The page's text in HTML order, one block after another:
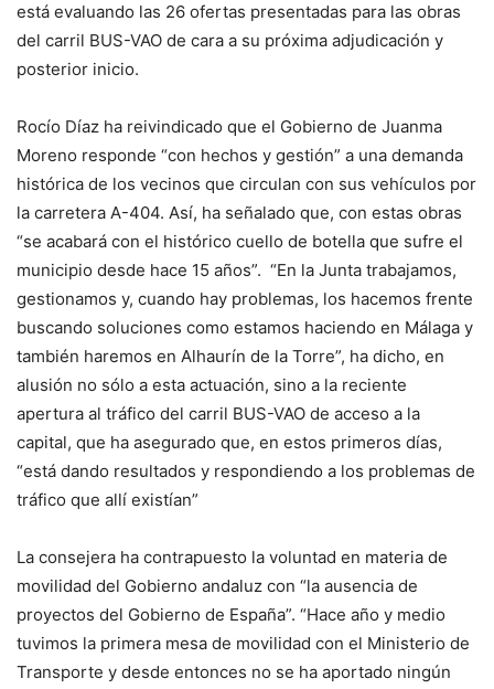
está evaluando las 26 ofertas presentadas para las obras
del carril BUS-VAO de cara a su próxima adjudicación y
posterior inicio.
Rocío Díaz ha reivindicado que el Gobierno de Juanma
Moreno responde “con hechos y gestión” a una demanda
histórica de los vecinos que circulan con sus vehículos por
la carretera A-404. Así, ha señalado que, con estas obras
“se acabará con el histórico cuello de botella que sufre el
municipio desde hace 15 años”. “En la Junta trabajamos,
gestionamos y, cuando hay problemas, los hacemos frente
buscando soluciones como estamos haciendo en Málaga y
también haremos en Alhaurín de la Torre”, ha dicho, en
alusión no sólo a esta actuación, sino a la reciente
apertura al tráfico del carril BUS-VAO de acceso a la
capital, que ha asegurado que, en estos primeros días,
“está dando resultados y respondiendo a los problemas de
tráfico que allí existían”
La consejera ha contrapuesto la voluntad en materia de
movilidad del Gobierno andaluz con “la ausencia de
proyectos del Gobierno de España”. “Hace año y medio
tuvimos la primera mesa de movilidad con el Ministerio de
Transporte y desde entonces no se ha aportado ningún